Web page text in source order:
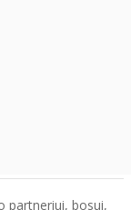
partneriui, bosui,